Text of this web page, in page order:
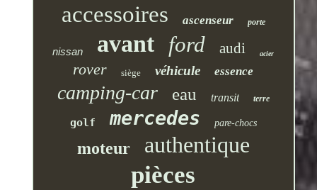
accessoires ascenseur porte
nissan avant ford audi acier
rover siège véhicule essence
camping-car eau transit terre
golf mercedes pare-chocs
moteur authentique
pièces